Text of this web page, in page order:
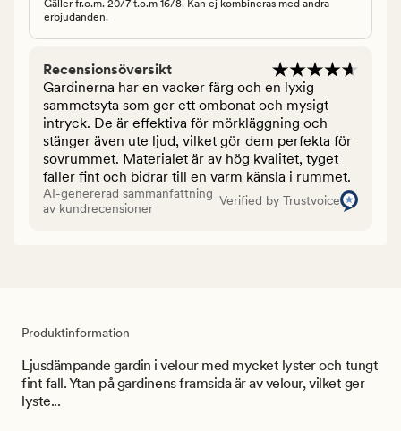
Gäller fr.o.m. 20/7 t.o.m 16/8. Kan ej kombineras med andra
erbjudanden.
Recensionsöversikt
Gardinerna har en vacker färg och en lyxig
sammetsyta som ger ett ombonat och mysigt
intryck. De är effektiva för mörkläggning och
stänger även ute ljud, vilket gör dem perfekta för
sovrummet. Materialet är av hög kvalitet, tyget
faller fint och bidrar till en varm känsla i rummet.
AI-genererad sammanfattning
av kundrecensioner
Verified by Trustvoice
Produktinformation
Ljusdämpande gardin i velour med mycket lyster och tungt
fint fall. Ytan på gardinens framsida är av velour, vilket ger
lyste...